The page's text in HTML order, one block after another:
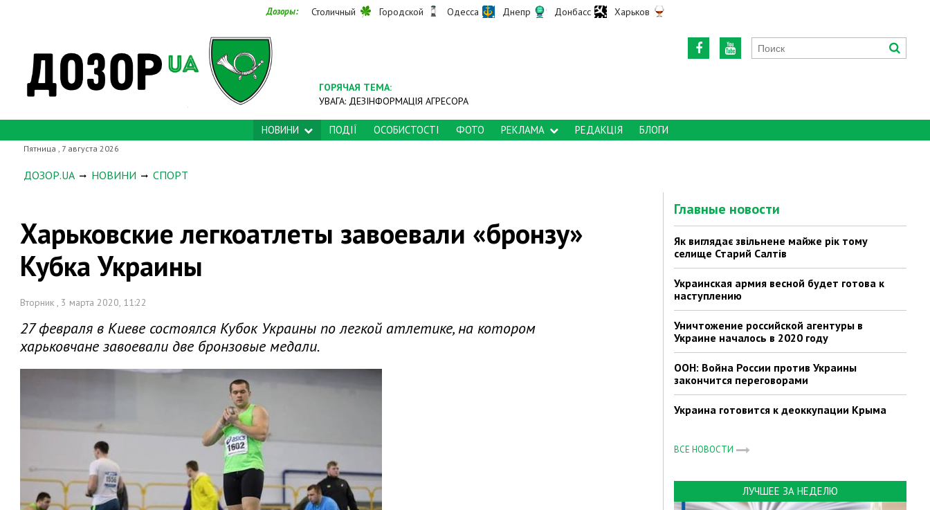
Дозоры: Столичный Городской Одесса Днепр Донбасс Харьков
ГОРЯЧАЯ ТЕМА:
УВАГА: ДЕЗІНФОРМАЦІЯ АГРЕСОРА
НОВИНИ ПОДІЇ ОСОБИСТОСТІ ФОТО РЕКЛАМА РЕДАКЦІЯ БЛОГИ
Пятница , 7 августа 2026
ДОЗОР.UA НОВИНИ СПОРТ
Харьковские легкоатлеты завоевали «бронзу»
Кубка Украины
Вторник , 3 марта 2020, 11:22
27 февраля в Киеве состоялся Кубок Украины по легкой атлетике, на котором
харьковчане завоевали две бронзовые медали.
Главные новости
Як виглядає звільнене майже рік тому
селище Старий Салтів
Украинская армия весной будет готова к
наступлению
Уничтожение российской агентуры в
Украине началось в 2020 году
ООН: Война России против Украины
закончится переговорами
Украина готовится к деоккупации Крыма
ВСЕ НОВОСТИ
ЛУЧШЕЕ ЗА НЕДЕЛЮ